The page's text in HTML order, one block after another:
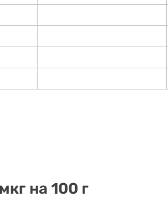
на 100 г